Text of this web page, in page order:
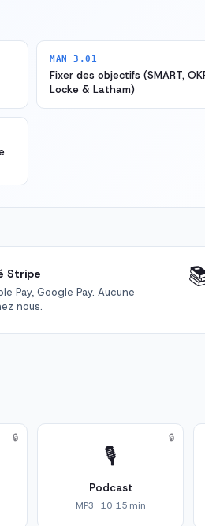
MAN 3.01
Fixer des objectifs (SMART,
Locke & Latham)
Stripe
Pay, Google Pay. Aucune
nous.
🔒
🎙️
Podcast
MP3 · 10-15 min
🔒